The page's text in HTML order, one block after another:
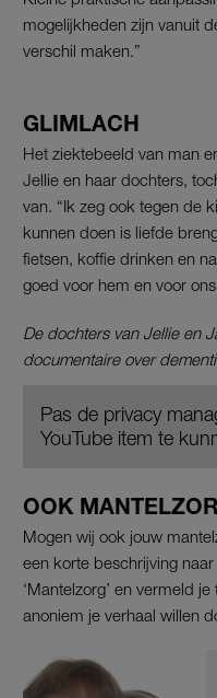
mogelijkheden zijn vanuit
verschil maken.”
GLIMLACH
Het ziektebeeld van man
Jellie en haar dochters,
van. “Ik zeg ook tegen de
kunnen doen is liefde
fietsen, koffie drinken en
goed voor hem en voor
De dochters van Jellie en
documentaire over
Pas de privacy
YouTube item te
OOK
Mogen wij ook jouw
een korte beschrijving
‘Mantelzorg’ en vermeld
anoniem je verhaal willen